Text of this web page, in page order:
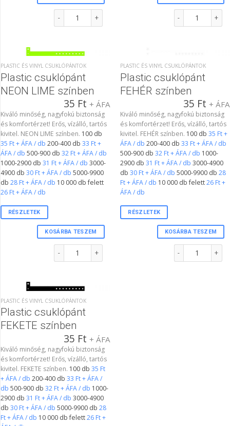
Plastic csuklópánt ARANY színben mennyiségPlastic
PLASTIC ÉS VINYL CSUKLÓPÁNTOK
Plastic csuklópánt
NEON LIME színben
35 Ft + ÁFA
Kiváló minőség, nagyfokú biztonság
és komfortérzet! Erős, vízálló, tartós
kivitel. NEON LIME színben. 100 db
35 Ft + ÁFA / db 200-400 db 33 Ft +
ÁFA / db 500-900 db 32 Ft + ÁFA / db
1000-2900 db 31 Ft + ÁFA / db 3000-
4900 db 30 Ft + ÁFA / db 5000-9900
db 28 Ft + ÁFA / db 10 000 db felett
26 Ft + ÁFA / db
RÉSZLETEK
KOSÁRBA TESZEM
Plastic csuklópánt NEON LIME színben mennyiség
PLASTIC ÉS VINYL CSUKLÓPÁNTOK
Plastic csuklópánt
FEHÉR színben
35 Ft + ÁFA
Kiváló minőség, nagyfokú biztonság
és komfortérzet! Erős, vízálló, tartós
kivitel. FEHÉR színben. 100 db 35 Ft +
ÁFA / db 200-400 db 33 Ft + ÁFA / db
500-900 db 32 Ft + ÁFA / db 1000-
2900 db 31 Ft + ÁFA / db 3000-4900
db 30 Ft + ÁFA / db 5000-9900 db 28
Ft + ÁFA / db 10 000 db felett26 Ft +
ÁFA / db
RÉSZLETEK
KOSÁRBA TESZEM
Plastic csuklópánt
PLASTIC ÉS VINYL CSUKLÓPÁNTOK
Plastic csuklópánt
FEKETE színben
35 Ft + ÁFA
Kiváló minőség, nagyfokú biztonság
és komfortérzet! Erős, vízálló, tartós
kivitel. FEKETE színben. 100 db 35 Ft
+ ÁFA / db 200-400 db 33 Ft + ÁFA /
db 500-900 db 32 Ft + ÁFA / db 1000-
2900 db 31 Ft + ÁFA / db 3000-4900
db 30 Ft + ÁFA / db 5000-9900 db 28
Ft + ÁFA / db 10 000 db felett26 Ft +